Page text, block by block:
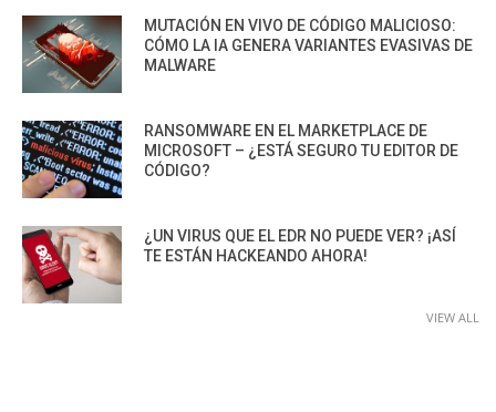
MUTACIÓN EN VIVO DE CÓDIGO MALICIOSO:
CÓMO LA IA GENERA VARIANTES EVASIVAS DE
MALWARE
RANSOMWARE EN EL MARKETPLACE DE
MICROSOFT – ¿ESTÁ SEGURO TU EDITOR DE
CÓDIGO?
¿UN VIRUS QUE EL EDR NO PUEDE VER? ¡ASÍ
TE ESTÁN HACKEANDO AHORA!
VIEW ALL